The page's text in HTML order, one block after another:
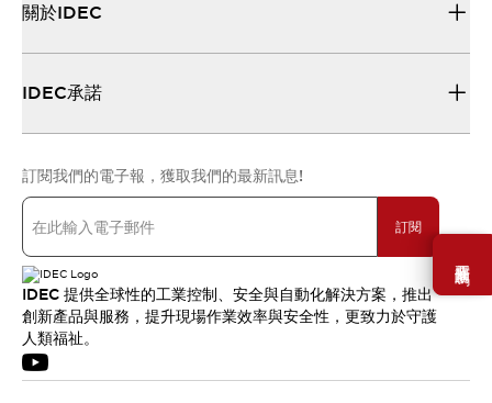
需要幫助嗎？
關於IDEC
IDEC承諾
訂閱我們的電子報，獲取我們的最新訊息!
訂閱
IDEC 提供全球性的工業控制、安全與自動化解決方案，推出
創新產品與服務，提升現場作業效率與安全性，更致力於守護
人類福祉。